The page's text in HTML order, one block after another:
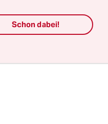
Schon dabei!